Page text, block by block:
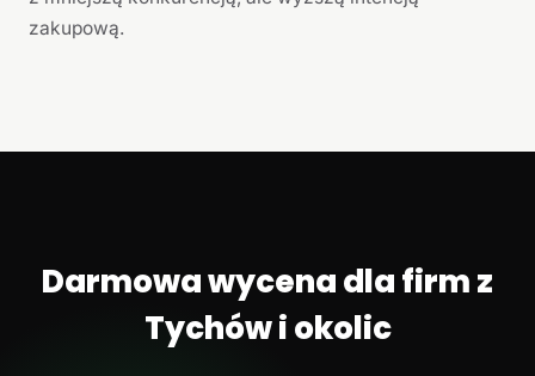
zakupową.
Darmowa wycena dla firm z
Tychów i okolic